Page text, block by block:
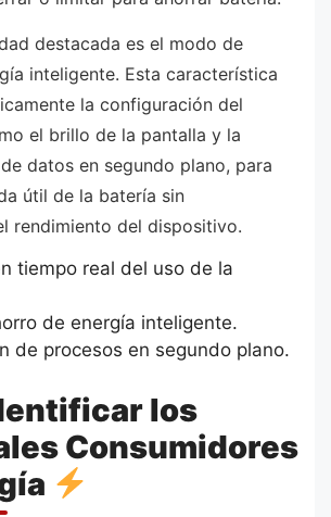
destacada es el modo de
inteligente. Esta característica
la configuración del
el brillo de la pantalla y la
datos en segundo plano, para
útil de la batería sin
rendimiento del dispositivo.
tiempo real del uso de la
de energía inteligente.
de procesos en segundo plano.
los
Consumidores